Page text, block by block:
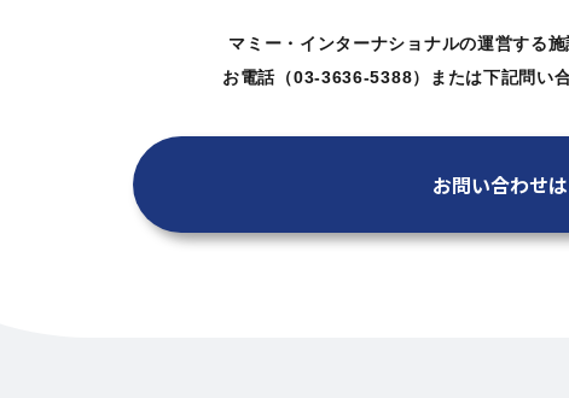
マミー・インターナショナルの運営する施
お電話（03-3636-5388）または下記問い
お問い合わせ